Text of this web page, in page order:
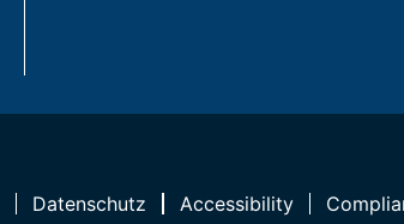
Datenschutz Accessibility